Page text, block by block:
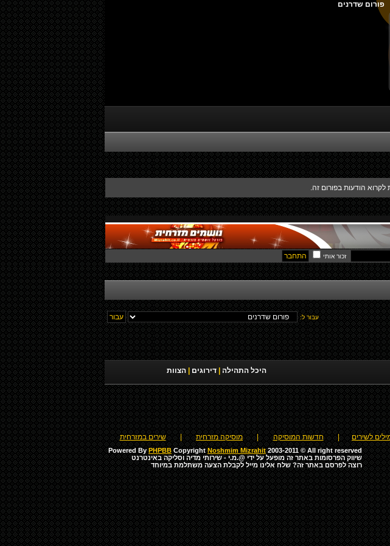
פורום שדרנים
הודעות בפורום זה.
זכור אותי
עבור ל:
היכל התהילה דירוגים הצוות
לשירים חדשות המוסיקה מוסיקה מזרחית שירים במזרחית
Powered By PHPBB Copyright Noshmim Mizrahit 2003-2011 © All right reserved
שיווק הפרסומות באתר זה מופעל על ידי @.מ.י - שירותי מדיה וסליקה באינטרנט
רוצה לפרסם באתר זה? שלח אלינו מייל לקבלת הצעה משתלמת במיוחד